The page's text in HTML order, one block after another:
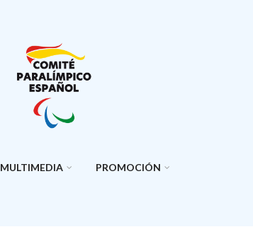
MULTIMEDIA PROMOCIÓN